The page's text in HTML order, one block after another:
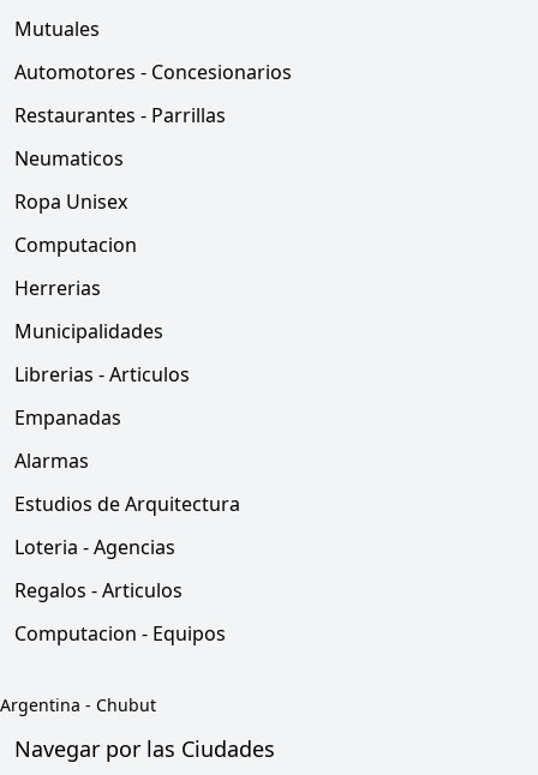
Mutuales
Automotores - Concesionarios
Restaurantes - Parrillas
Neumaticos
Ropa Unisex
Computacion
Herrerias
Municipalidades
Librerias - Articulos
Empanadas
Alarmas
Estudios de Arquitectura
Loteria - Agencias
Regalos - Articulos
Computacion - Equipos
Argentina - Chubut
Navegar por las Ciudades